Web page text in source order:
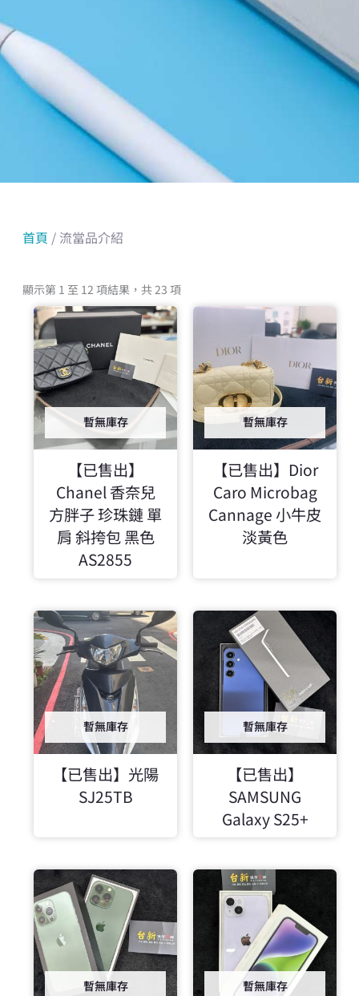
首頁 / 流當品介紹
顯示第 1 至 12 項結果，共 23 項
暫無庫存
【已售出】
Chanel 香奈兒
方胖子 珍珠鏈 單
肩 斜挎包 黑色
AS2855
暫無庫存
【已售出】Dior
Caro Microbag
Cannage 小牛皮
淡黃色
暫無庫存
【已售出】光陽
SJ25TB
暫無庫存
【已售出】
SAMSUNG
Galaxy S25+
暫無庫存 暫無庫存